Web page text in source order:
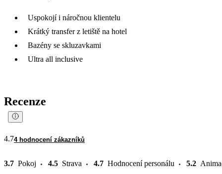
Uspokojí i náročnou klientelu
Krátký transfer z letiště na hotel
Bazény se skluzavkami
Ultra all inclusive
Recenze
4.74 hodnocení zákazníků
3.7 Pokoj 4.5 Strava 4.7 Hodnocení personálu 5.2